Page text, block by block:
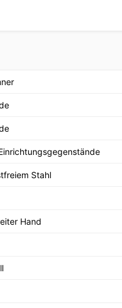
Stahl
Hand